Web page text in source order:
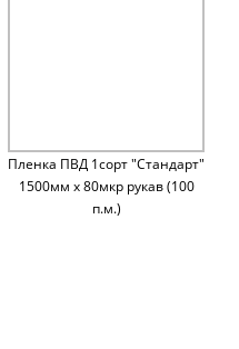
Пленка ПВД 1сорт "Стандарт"
1500мм х 80мкр рукав (100
п.м.)